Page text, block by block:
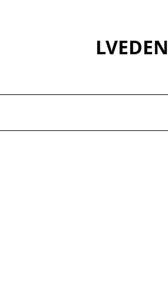
LVEDEN